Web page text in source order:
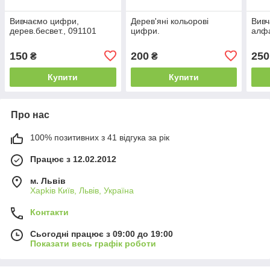
Вивчаємо цифри,
дерев.бесвет., 091101
150 ₴
Купити
Дерев'яні кольорові
цифри.
200₴
Купити
250
Про нас
100% позитивних з 41 відгука за рік
Працює з 12.02.2012
м. Львів
Харkiв Київ, Львів, Україна
Контакти
Сьогодні працює з 09:00 до 19:00
Показати весь графік роботи